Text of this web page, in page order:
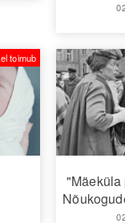
toimub